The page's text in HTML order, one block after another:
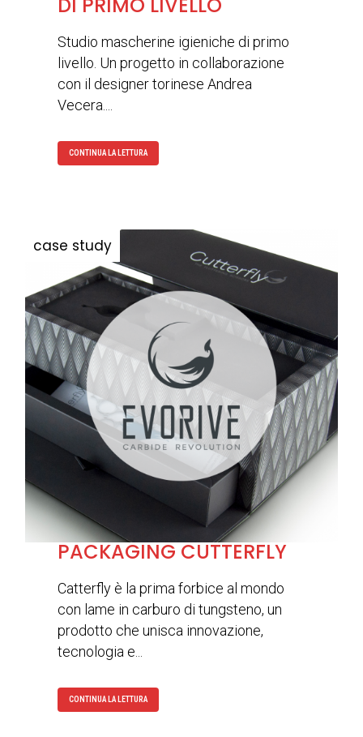
DI PRIMO LIVELLO
Studio mascherine igieniche di primo
livello. Un progetto in collaborazione
con il designer torinese Andrea
Vecera....
CONTINUA LA LETTURA
PACKAGING CUTTERFLY
Catterfly è la prima forbice al mondo
con lame in carburo di tungsteno, un
prodotto che unisca innovazione,
tecnologia e...
CONTINUA LA LETTURA